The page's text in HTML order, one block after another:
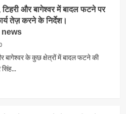
और बागेश्वर में बादल फटने पर
तेज़ करने के निर्देश।
बागेश्वर के कुछ क्षेत्रों में बादल फटने की
सिंह...